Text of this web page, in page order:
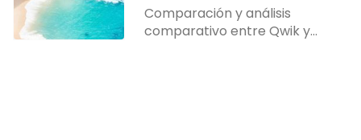
Comparación y análisis
comparativo entre Qwik y